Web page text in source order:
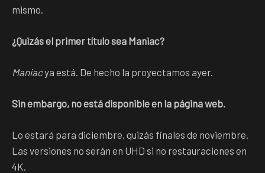
mismo.
¿Quizás el primer título sea Maniac?
Maniacya está. De hecho la proyectamos ayer.
Sin embargo, no está disponible en la página web.
Lo estará para diciembre, quizás finales de noviembre.
Las versiones no serán en UHD si no restauraciones en
4K.